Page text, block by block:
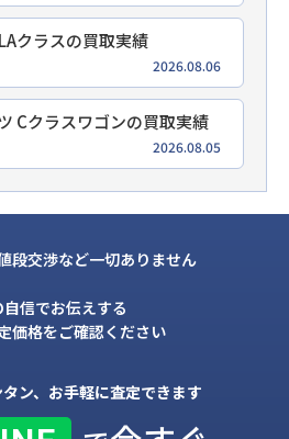
クラスの買取実績
2026.08.06
Cクラスワゴンの買取実績
2026.08.05
段交渉など一切ありません
信でお伝えする
価格をご確認ください
ン、お手軽に査定できます